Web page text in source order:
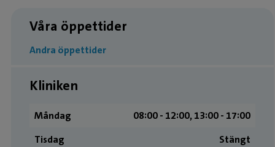
Våra öppettider
Andra öppettider
Kliniken
Måndag
08:00 ­- 12:00, 13:00 ­- 17:00
Tisdag
Stängt